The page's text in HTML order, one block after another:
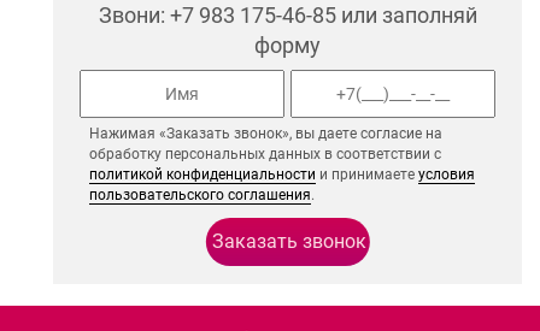
Звони: +7 983 175-46-85 или заполняй
форму
Нажимая «Заказать звонок», вы даете согласие на
обработку персональных данных в соответствии с
политикой конфиденциальности и принимаетеусловия
пользовательского соглашения.